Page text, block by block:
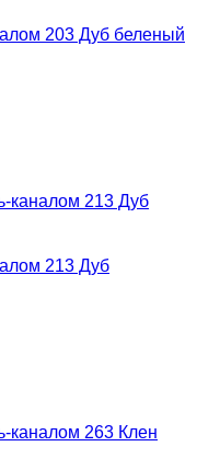
203 Дуб беленый
213 Дуб